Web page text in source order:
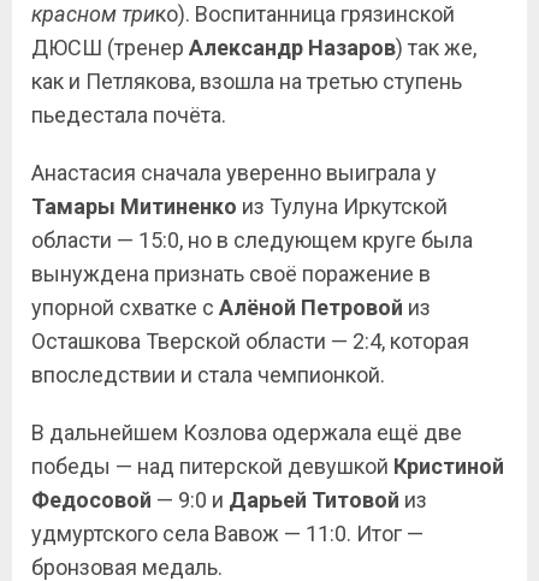
красном трико). Воспитанница грязинской
ДЮСШ (тренер Александр Назаров) так же,
как и Петлякова, взошла на третью ступень
пьедестала почёта.
Анастасия сначала уверенно выиграла у
Тамары Митиненко из Тулуна Иркутской
области — 15:0, но в следующем круге была
вынуждена признать своё поражение в
упорной схватке с Алёной Петровой из
Осташкова Тверской области — 2:4, которая
впоследствии и стала чемпионкой.
В дальнейшем Козлова одержала ещё две
победы — над питерской девушкой Кристиной
Федосовой — 9:0 и Дарьей Титовой из
удмуртского села Вавож — 11:0. Итог —
бронзовая медаль.